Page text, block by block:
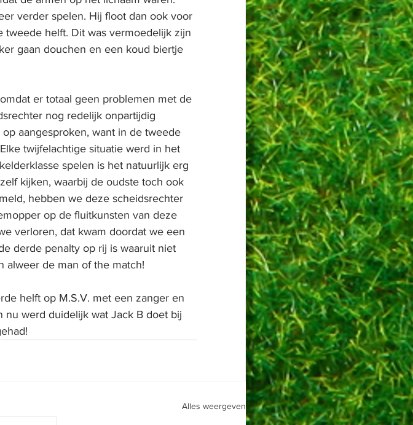
verder spelen. Hij floot dan ook voor
helft. Dit was vermoedelijk zijn
gaan douchen en een koud biertje
er totaal geen problemen met de
nog redelijk onpartijdig
aangesproken, want in de tweede
twijfelachtige situatie werd in het
spelen is het natuurlijk erg
kijken, waarbij de oudste toch ook
hebben we deze scheidsrechter
op de fluitkunsten van deze
verloren, dat kwam doordat we een
derde penalty op rij is waaruit niet
alweer de man of the match!
helft op M.S.V. met een zanger en
nu werd duidelijk wat Jack B doet bij
Alles weergeven